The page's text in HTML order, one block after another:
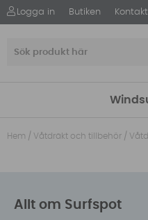
Logga in Butiken Kontakt
Hem / Våtdräkt och tillbehör /
Allt om Surfspot